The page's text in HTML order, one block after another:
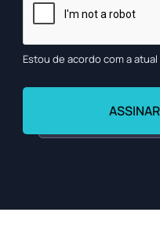
Estou de acordo com a atual